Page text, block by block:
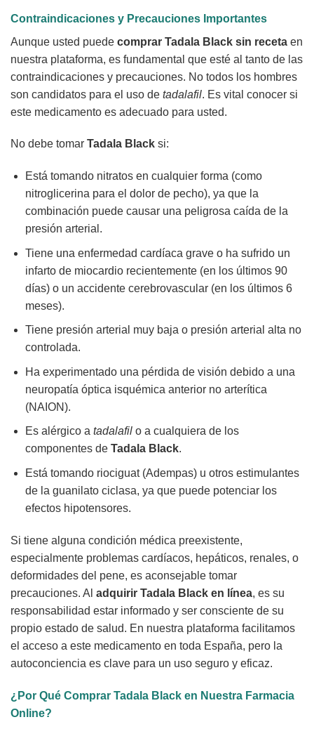
Contraindicaciones y Precauciones Importantes
Aunque usted puede comprar Tadala Black sin receta en
nuestra plataforma, es fundamental que esté al tanto de las
contraindicaciones y precauciones. No todos los hombres
son candidatos para el uso de tadalafil. Es vital conocer si
este medicamento es adecuado para usted.
No debe tomar Tadala Black si:
Está tomando nitratos en cualquier forma (como
nitroglicerina para el dolor de pecho), ya que la
combinación puede causar una peligrosa caída de la
presión arterial.
Tiene una enfermedad cardíaca grave o ha sufrido un
infarto de miocardio recientemente (en los últimos 90
días) o un accidente cerebrovascular (en los últimos 6
meses).
Tiene presión arterial muy baja o presión arterial alta no
controlada.
Ha experimentado una pérdida de visión debido a una
neuropatía óptica isquémica anterior no arterítica
(NAION).
Es alérgico a tadalafilo a cualquiera de los
componentes de Tadala Black.
Está tomando riociguat (Adempas) u otros estimulantes
de la guanilato ciclasa, ya que puede potenciar los
efectos hipotensores.
Si tiene alguna condición médica preexistente,
especialmente problemas cardíacos, hepáticos, renales, o
deformidades del pene, es aconsejable tomar
precauciones. Al adquirir Tadala Black en línea, es su
responsabilidad estar informado y ser consciente de su
propio estado de salud. En nuestra plataforma facilitamos
el acceso a este medicamento en toda España, pero la
autoconciencia es clave para un uso seguro y eficaz.
¿Por Qué Comprar Tadala Black en Nuestra Farmacia
Online?